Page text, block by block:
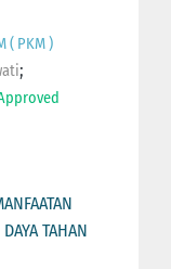
( PKM )
;
TAHAN